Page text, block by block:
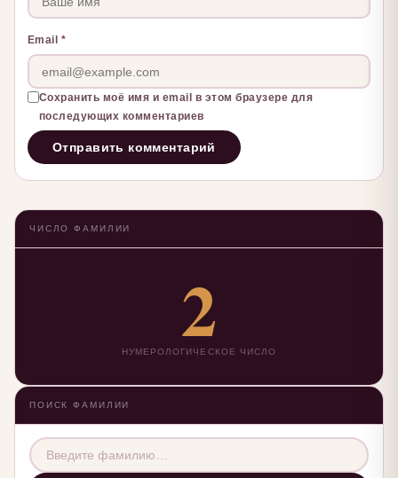
Email *
Сохранить моё имя и email в этом браузере для
последующих комментариев
ЧИСЛО ФАМИЛИИ
2
НУМЕРОЛОГИЧЕСКОЕ ЧИСЛО
ПОИСК ФАМИЛИИ